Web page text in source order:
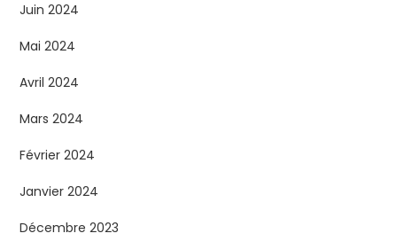
Juin 2024
Mai 2024
Avril 2024
Mars 2024
Février 2024
Janvier 2024
Décembre 2023